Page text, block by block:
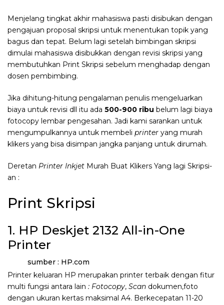
Menjelang tingkat akhir mahasiswa pasti disibukan dengan
pengajuan proposal skripsi untuk menentukan topik yang
bagus dan tepat. Belum lagi setelah bimbingan skripsi
dimulai mahasiswa disibukkan dengan revisi skripsi yang
membutuhkan Print Skripsi sebelum menghadap dengan
dosen pembimbing.
Jika dihitung-hitung pengalaman penulis mengeluarkan
biaya untuk revisi dll itu ada 500-900 ribu belum lagi biaya
fotocopy lembar pengesahan. Jadi kami sarankan untuk
mengumpulkannya untuk membeli printer yang murah
klikers yang bisa disimpan jangka panjang untuk dirumah.
Deretan Printer Inkjet Murah Buat Klikers Yang lagi Skripsi-
an :
Print Skripsi
1. HP Deskjet 2132 All-in-One
Printer
sumber : HP.com
Printer keluaran HP merupakan printer terbaik dengan fitur
multi fungsi antara lain : Fotocopy, Scan dokumen,foto
dengan ukuran kertas maksimal A4. Berkecepatan 11-20